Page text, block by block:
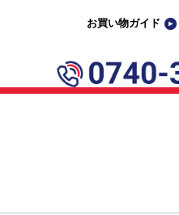
お買い物ガイド